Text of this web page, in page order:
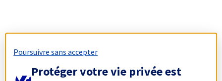
Poursuivre sans accepter
Protéger votre vie privée est